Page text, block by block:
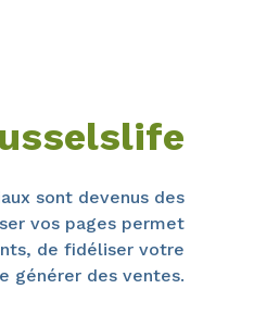
sont devenus des
vos pages permet
de fidéliser votre
générer des ventes.